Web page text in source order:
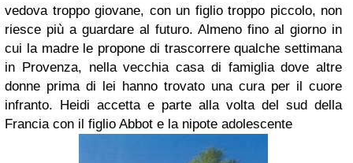
vedova troppo giovane, con un figlio troppo piccolo, non
riesce più a guardare al futuro. Almeno fino al giorno in
cui la madre le propone di trascorrere qualche settimana
in Provenza, nella vecchia casa di famiglia dove altre
donne prima di lei hanno trovato una cura per il cuore
infranto. Heidi accetta e parte alla volta del sud della
Francia con il figlio Abbot e la nipote adolescente